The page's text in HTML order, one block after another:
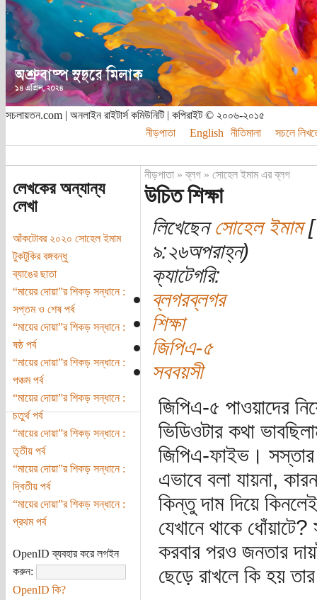
সচলায়তন.com | অনলাইন রাইটার্স কমিউনিটি | কপিরাইট © ২০০৬-২০১৫
নীড়পাতা
English নীতিমালা সচলে
লেখকের অন্যান্য
লেখা
আঁকটোবর ২০২০ সোহেল ইমাম
টুকটুকির বঙ্গবন্ধু
ব্যাঙের ছাতা
“মায়ের দোয়া”র শিকড় সন্ধানে :
সপ্তম ও শেষ পর্ব
“মায়ের দোয়া”র শিকড় সন্ধানে :
ষষ্ঠ পর্ব
“মায়ের দোয়া”র শিকড় সন্ধানে :
পঞ্চম পর্ব
“মায়ের দোয়া”র শিকড় সন্ধানে :
চতুর্থ পর্ব
“মায়ের দোয়া”র শিকড় সন্ধানে :
তৃতীয় পর্ব
“মায়ের দোয়া”র শিকড় সন্ধানে :
দ্বিতীয় পর্ব
“মায়ের দোয়া”র শিকড় সন্ধানে :
প্রথম পর্ব
OpenID ব্যবহার করে লগইন
করুন:
OpenID কি?
নীড়পাতা»ব্লগ» সোহেল ইমাম এর ব্লগ
উচিত শিক্ষা
লিখেছেনসোহেল ইমাম
৯:২৬অপরাহ্ন)
ক্যাটেগরি:
ব্লগরব্লগর
শিক্ষা
জিপিএ-৫
সববয়সী
জিপিএ-৫ পাওয়াদের
ভিডিওটার কথা
জিপিএ-ফাইভ। সস্তার
এভাবে বলা যায়না,
কিন্তু দাম দিয়ে
যেখানে থাকে
করবার পরও জনতার
ছেড়ে রাখলে কি হয়